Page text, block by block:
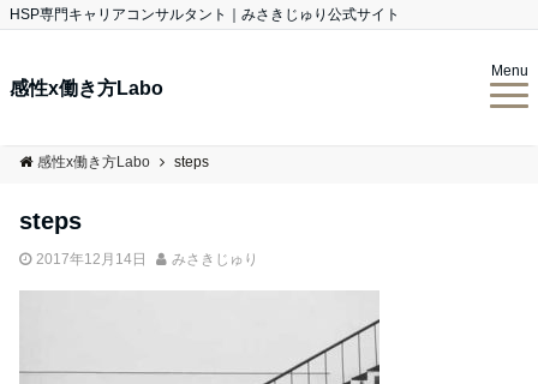
HSP専門キャリアコンサルタント｜みさきじゅり公式サイト
感性x働き方Labo
Menu
感性x働き方Labo steps
steps
2017年12月14日 みさきじゅり